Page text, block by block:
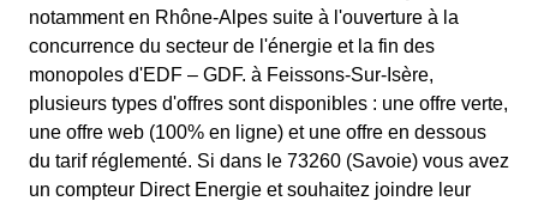
notamment en Rhône-Alpes suite à l'ouverture à la
concurrence du secteur de l'énergie et la fin des
monopoles d'EDF – GDF. à Feissons-Sur-Isère,
plusieurs types d'offres sont disponibles : une offre verte,
une offre web (100% en ligne) et une offre en dessous
du tarif réglementé. Si dans le 73260 (Savoie) vous avez
un compteur Direct Energie et souhaitez joindre leur